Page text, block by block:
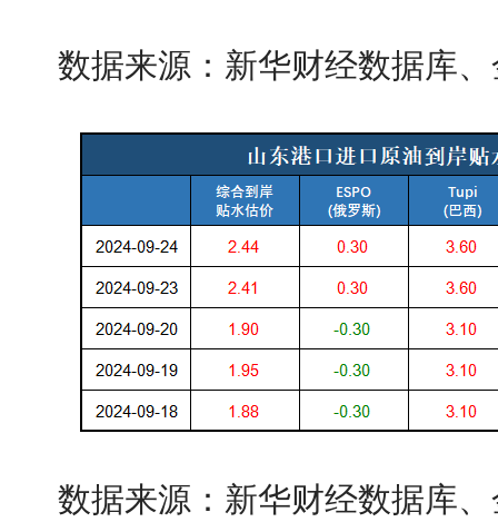
数据来源：新华财经数据库
数据来源：新华财经数据库